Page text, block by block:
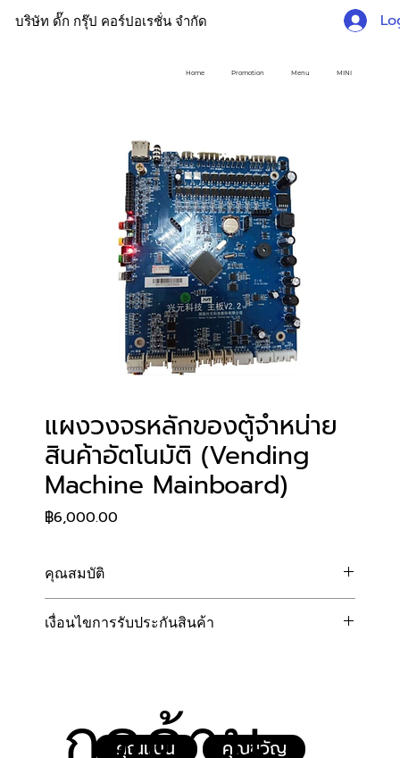
บริษัท ดั๊ก กรุ๊ป คอร์ปอเรชั่น จำกัด
Home Promotion Menu MINI
คุณขวัญ
คุณแนน
แผงวงจรหลักของตู้จำหน่าย
สินค้าอัตโนมัติ (Vending
Machine Mainboard)
฿6,000.00
คุณสมบัติ
จ่ายสินค้า การรับชำระเงิน และการแสดงผลหน้าจอ
มอเตอร์จ่ายสินค้า, และระบบเซ็นเซอร์ต่างๆ
ทนทานต่อการใช้งาน 24 ชั่วโมง: แผงวงจรผลิตจาก
เงื่อนไขการรับประกันสินค้า
การรับประกันครอบคลุมเฉพาะความเสียหายหรือการ
ทำงานผิดปกติ ที่เกิดจากความบกพร่องในการผลิต